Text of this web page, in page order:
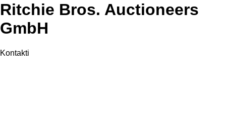
Ritchie Bros. Auctioneers
GmbH
Kontakti